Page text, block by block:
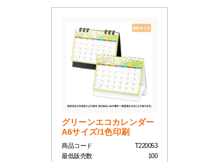
グリーンエコカレンダー
A6サイズ/1色印刷
商品コード
T220053
最低販売数
100